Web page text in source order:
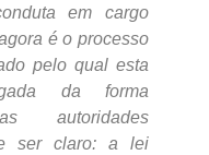
em cargo
é o processo
pelo qual esta
da forma
autoridades
ser claro: a lei